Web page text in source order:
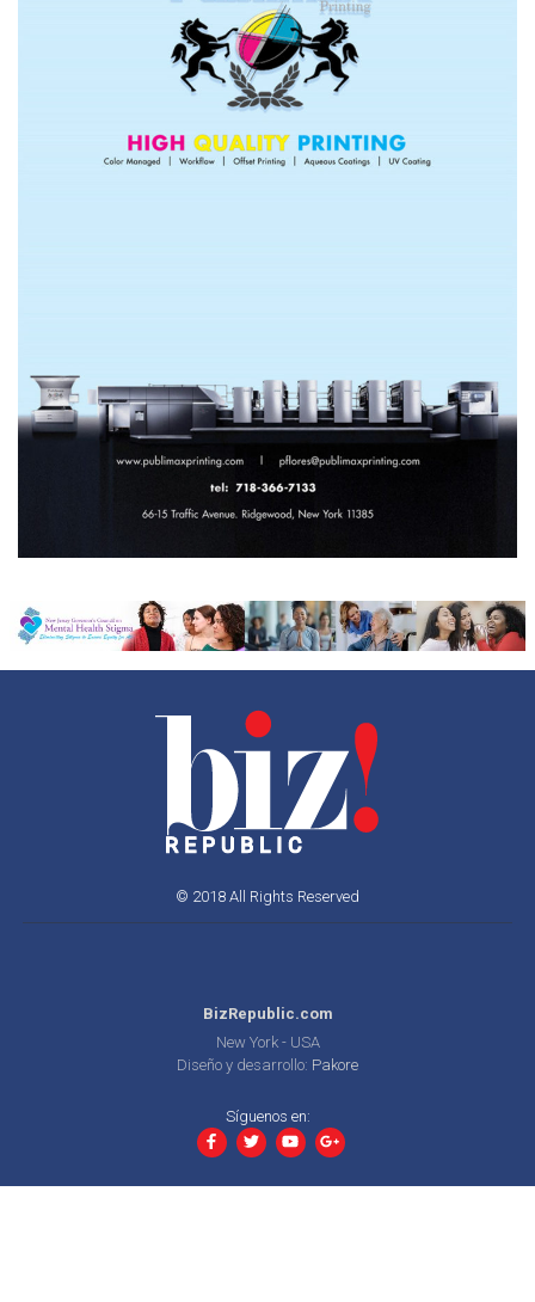
© 2018 All Rights Reserved
BizRepublic.com
New York - USA
Diseño y desarrollo: Pakore
Síguenos en: